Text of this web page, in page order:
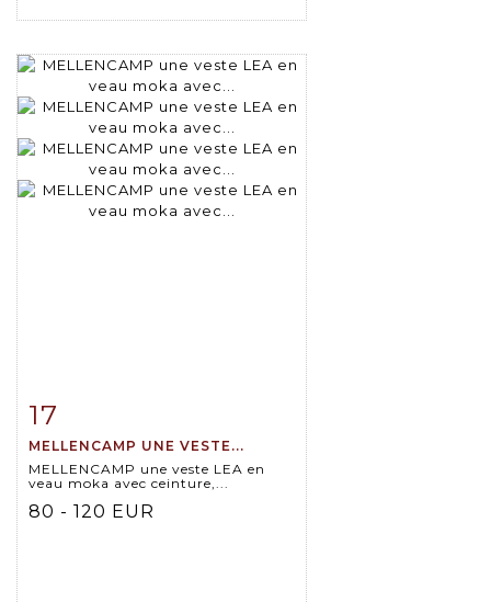
Item detail
17
MELLENCAMP UNE VESTE...
MELLENCAMP une veste LEA en
veau moka avec ceinture,...
80 - 120 EUR